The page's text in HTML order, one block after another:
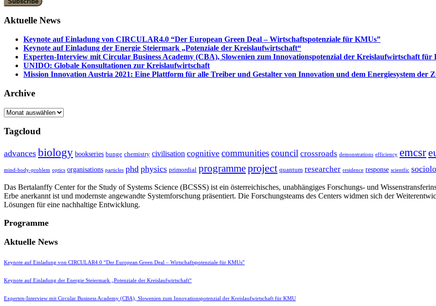
Aktuelle News
Keynote auf Einladung von CIRCULAR4.0 “Der European Green Deal – Wirtschaftspotenziale für KMUs”
Keynote auf Einladung der Energie Steiermark „Potenziale der Kreislaufwirtschaft“
Experten-Interview mit Circular Business Academy (CBA), Slowenien zum Innovationspotenzial der Kreislaufwirtschaft für
UNIDO: Globale Konsultationen zur Kreislaufwirtschaft
Mission Innovation Austria 2021: Eine Plattform für alle Treiber und Gestalter von Innovation und dem Energiesystem der
Archive
Archive
Tagcloud
advances biology bookseries bunge chemistry civilisation cognitive communitiescouncil crossroads demonstrations efficiency emcsr
mind-body-problem optics organisations particles phd physics primordial programmeproject quantum researcher residence response scientfic
Das Bertalanffy Center for the Study of Systems Science (BCSSS) ist ein österreichisches, unabhängiges Forschungs- und
Erbe anerkannt ist und modernste angewandte Systemforschung präsentiert. Die Forschungsteams des Centers widmen sich der
Lösungen für eine nachhaltige Entwicklung.
Programme
Aktuelle News
Keynote auf Einladung von CIRCULAR4.0 “Der European Green Deal – Wirtschaftspotenziale für KMUs”
Keynote auf Einladung der Energie Steiermark „Potenziale der Kreislaufwirtschaft“
Experten-Interview mit Circular Business Academy (CBA), Slowenien zum Innovationspotenzial der Kreislaufwirtschaft für KMU